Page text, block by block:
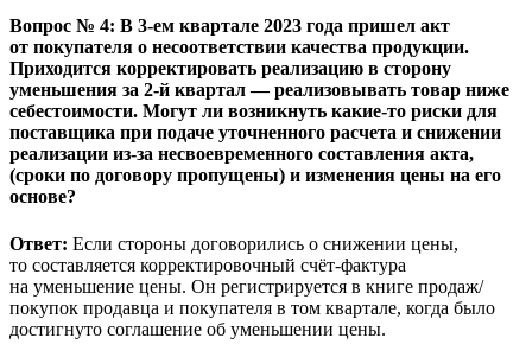
Вопрос № 4: В 3-ем квартале 2023 года пришел акт
от покупателя о несоответствии качества продукции.
Приходится корректировать реализацию в сторону
уменьшения за 2-й квартал — реализовывать товар ниже
себестоимости. Могут ли возникнуть какие-то риски для
поставщика при подаче уточненного расчета и снижении
реализации из-за несвоевременного составления акта,
(сроки по договору пропущены) и изменения цены на его
основе?
Ответ: Если стороны договорились о снижении цены,
то составляется корректировочный счёт-фактура
на уменьшение цены. Он регистрируется в книге продаж/
покупок продавца и покупателя в том квартале, когда было
достигнуто соглашение об уменьшении цены.